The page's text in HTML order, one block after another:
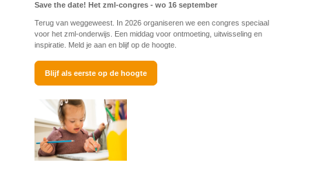
Save the date! Het zml-congres - wo 16 september
Terug van weggeweest. In 2026 organiseren we een congres speciaal
voor het zml-onderwijs. Een middag voor ontmoeting, uitwisseling en
inspiratie. Meld je aan en blijf op de hoogte.
Blijf als eerste op de hoogte